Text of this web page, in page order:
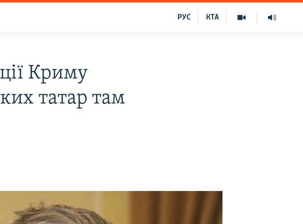
КТА
РУС
Криму
татар там